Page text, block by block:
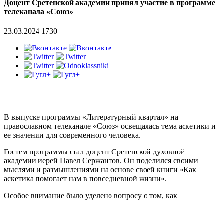
Доцент Сретенской академии принял участие в программе
телеканала «Союз»
23.03.2024 1730
В выпуске программы «Литературный квартал» на
православном телеканале «Союз» освещалась тема аскетики и
ее значении для современного человека.
Гостем программы стал доцент Сретенской духовной
академии иерей Павел Сержантов. Он поделился своими
мыслями и размышлениями на основе своей книги «Как
аскетика помогает нам в повседневной жизни».
Особое внимание было уделено вопросу о том, как